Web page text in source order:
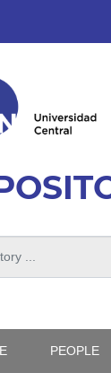
PEOPLE